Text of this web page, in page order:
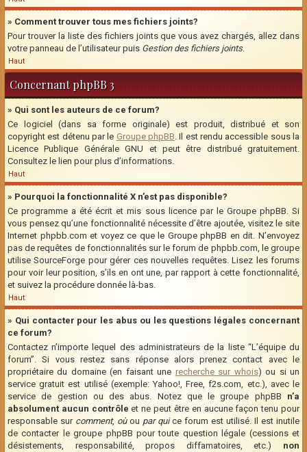
» Comment trouver tous mes fichiers joints?
Pour trouver la liste des fichiers joints que vous avez chargés, allez dans
votre panneau de l’utilisateur puis Gestion des fichiers joints.
Haut
Concernant phpBB 3
» Qui sont les auteurs de ce forum?
Ce logiciel (dans sa forme originale) est produit, distribué et son
copyright est détenu par le Groupe phpBB. Il est rendu accessible sous la
Licence Publique Générale GNU et peut être distribué gratuitement.
Consultez le lien pour plus d’informations.
Haut
» Pourquoi la fonctionnalité X n’est pas disponible?
Ce programme a été écrit et mis sous licence par le Groupe phpBB. Si
vous pensez qu’une fonctionnalité nécessite d’être ajoutée, visitez le site
Internet phpbb.com et voyez ce que le Groupe phpBB en dit. N’envoyez
pas de requêtes de fonctionnalités sur le forum de phpbb.com, le groupe
utilise SourceForge pour gérer ces nouvelles requêtes. Lisez les forums
pour voir leur position, s’ils en ont une, par rapport à cette fonctionnalité,
et suivez la procédure donnée là-bas.
Haut
» Qui contacter pour les abus ou les questions légales concernant
ce forum?
Contactez n’importe lequel des administrateurs de la liste “L’équipe du
forum”. Si vous restez sans réponse alors prenez contact avec le
propriétaire du domaine (en faisant une recherche sur whois) ou si un
service gratuit est utilisé (exemple: Yahoo!, Free, f2s.com, etc.), avec le
service de gestion ou des abus. Notez que le groupe phpBB n’a
absolument aucun contrôle et ne peut être en aucune façon tenu pour
responsable sur comment, oùou par quice forum est utilisé. Il est inutile
de contacter le groupe phpBB pour toute question légale (cessions et
désistements, responsabilité, propos diffamatoires, etc.) non